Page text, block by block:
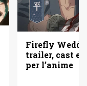
Firefly
trailer, cast e
per l’anime